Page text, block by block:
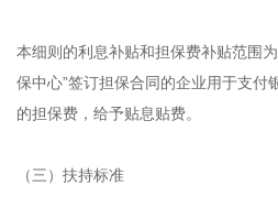
本细则的利息补贴和担保费补贴范围
保中心”签订担保合同的企业用于支付
的担保费，给予贴息贴费。
（三）扶持标准